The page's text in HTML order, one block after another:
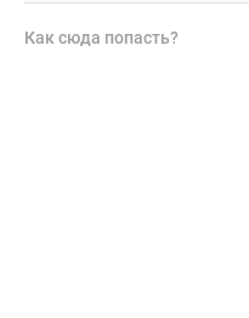
Как сюда попасть?